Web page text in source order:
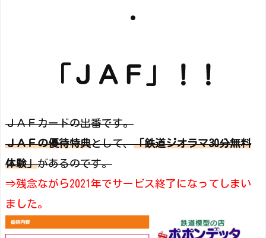
・
「ＪＡＦ」！！
ＪＡＦカードの出番です。
ＪＡＦの優待特典として、「鉄道ジオラマ30分無料
体験」があるのです。
⇒残念ながら2021年でサービス終了になってしまい
ました。